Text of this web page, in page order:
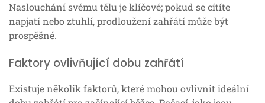
Naslouchání svému tělu je klíčové; pokud se cítíte
napjatí nebo ztuhlí, prodloužení zahřátí může být
prospěšné.
Faktory ovlivňující dobu zahřátí
Existuje několik faktorů, které mohou ovlivnit ideální